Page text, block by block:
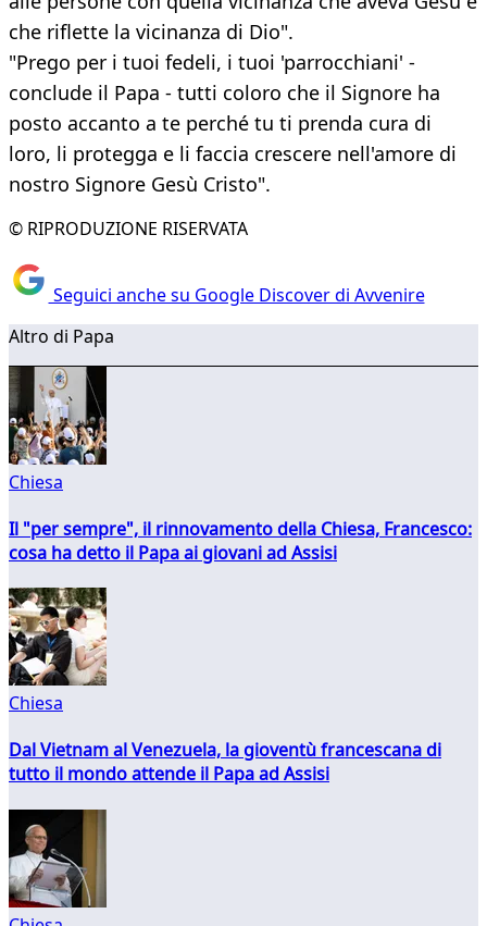
che riflette la vicinanza di Dio".
"Prego per i tuoi fedeli, i tuoi 'parrocchiani' -
conclude il Papa - tutti coloro che il Signore ha
posto accanto a te perché tu ti prenda cura di
loro, li protegga e li faccia crescere nell'amore di
nostro Signore Gesù Cristo".
© RIPRODUZIONE RISERVATA
Seguici anche su Google Discover di Avvenire
Altro di Papa
Chiesa
Il "per sempre", il rinnovamento della Chiesa, Francesco:
cosa ha detto il Papa ai giovani ad Assisi
Chiesa
Dal Vietnam al Venezuela, la gioventù francescana di
tutto il mondo attende il Papa ad Assisi